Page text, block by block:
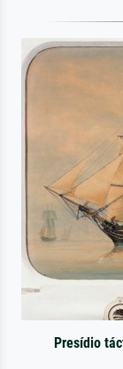
Presídio